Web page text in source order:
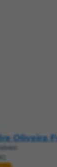
Oliveira